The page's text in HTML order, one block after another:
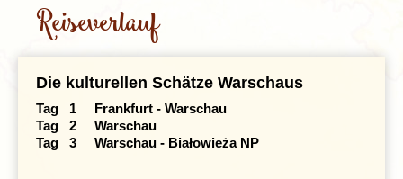
Individuelle An- & Abreise
Reiseverlauf
Die kulturellen Schätze Warschaus
Tag 1 Frankfurt - Warschau
Tag 2 Warschau
Tag 3 Warschau - Białowieża NP